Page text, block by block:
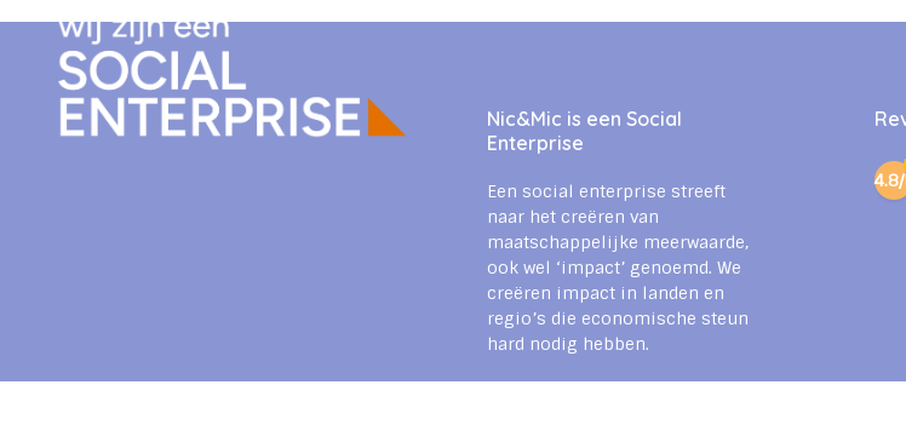
Nic&Mic is een Social
Enterprise
Een social enterprise streeft
naar het creëren van
maatschappelijke meerwaarde,
ook wel ‘impact’ genoemd. We
creëren impact in landen en
regio’s die economische steun
hard nodig hebben.